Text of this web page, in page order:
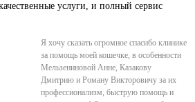
услуги, и полный сервис
Я хочу сказать огромное спасибо клинике
за помощь моей кошечке, в особенности
Мельзениновой Анне, Казакову
Дмитрию и Роману Викторовичу за их
профессионализм, быструю помощь и